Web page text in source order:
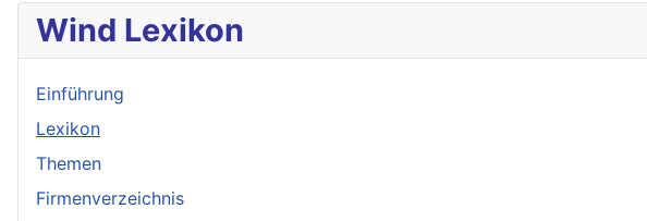
Wind Lexikon
Einführung
Lexikon
Themen
Firmenverzeichnis